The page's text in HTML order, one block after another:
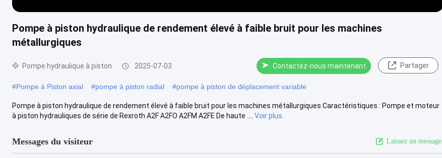
Pompe à piston hydraulique de rendement élevé à faible bruit pour les machines
métallurgiques
Pompe hydraulique à piston 2025-07-03 Contactez-nous maintenant Partager
#Pompe à Piston axial #pompe à piston radial #pompe à piston de déplacement variable
Pompe à piston hydraulique de rendement élevé à faible bruit pour les machines métallurgiques Caractéristiques : Pompe et moteur
à piston hydrauliques de série de Rexroth A2F A2FO A2FM A2FE De haute ....
Voir plus
Messages du visiteur Laissez un message.